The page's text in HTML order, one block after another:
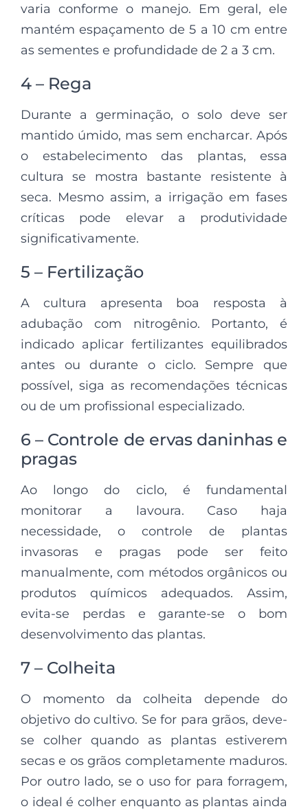
varia conforme o manejo. Em geral, ele
mantém espaçamento de 5 a 10 cm entre
as sementes e profundidade de 2 a 3 cm.
4 – Rega
Durante a germinação, o solo deve ser
mantido úmido, mas sem encharcar. Após
o estabelecimento das plantas, essa
cultura se mostra bastante resistente à
seca. Mesmo assim, a irrigação em fases
críticas pode elevar a produtividade
significativamente.
5 – Fertilização
A cultura apresenta boa resposta à
adubação com nitrogênio. Portanto, é
indicado aplicar fertilizantes equilibrados
antes ou durante o ciclo. Sempre que
possível, siga as recomendações técnicas
ou de um profissional especializado.
6 – Controle de ervas daninhas e
pragas
Ao longo do ciclo, é fundamental
monitorar a lavoura. Caso haja
necessidade, o controle de plantas
invasoras e pragas pode ser feito
manualmente, com métodos orgânicos ou
produtos químicos adequados. Assim,
evita-se perdas e garante-se o bom
desenvolvimento das plantas.
7 – Colheita
O momento da colheita depende do
objetivo do cultivo. Se for para grãos, deve-
se colher quando as plantas estiverem
secas e os grãos completamente maduros.
Por outro lado, se o uso for para forragem,
o ideal é colher enquanto as plantas ainda